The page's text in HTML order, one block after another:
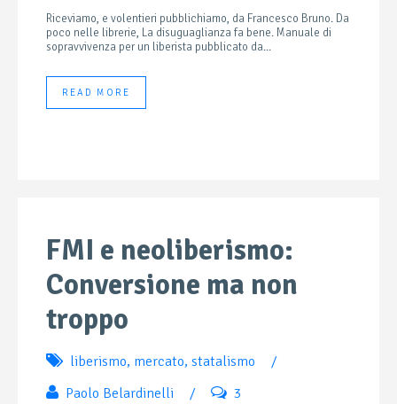
Riceviamo, e volentieri pubblichiamo, da Francesco Bruno. Da
poco nelle librerie, La disuguaglianza fa bene. Manuale di
sopravvivenza per un liberista pubblicato da...
READ MORE
FMI e neoliberismo:
Conversione ma non
troppo
liberismo, mercato, statalismo
/
Paolo Belardinelli
/ 3